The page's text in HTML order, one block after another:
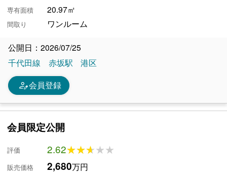
専有面積 20.97㎡
間取り ワンルーム
公開日：2026/07/25
千代田線
赤坂駅 港区
person_edit会員登録
会員限定公開
評価 2.62★★★★★
★★★★★
販売価格 2,680万円